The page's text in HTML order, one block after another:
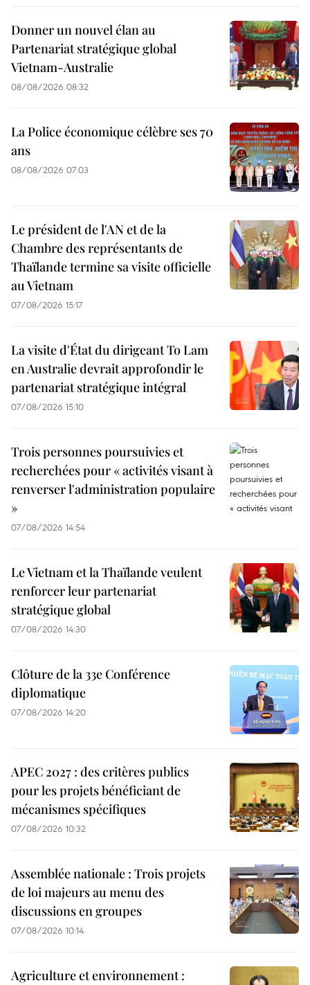
Donner un nouvel élan au
Partenariat stratégique global
Vietnam-Australie
08/08/2026 08:32
La Police économique célèbre ses 70
ans
08/08/2026 07:03
Le président de l'AN et de la
Chambre des représentants de
Thaïlande termine sa visite officielle
au Vietnam
07/08/2026 15:17
La visite d'État du dirigeant To Lam
en Australie devrait approfondir le
partenariat stratégique intégral
07/08/2026 15:10
Trois personnes poursuivies et
recherchées pour « activités visant à
renverser l'administration populaire
»
07/08/2026 14:54
Le Vietnam et la Thaïlande veulent
renforcer leur partenariat
stratégique global
07/08/2026 14:30
Clôture de la 33e Conférence
diplomatique
07/08/2026 14:20
APEC 2027 : des critères publics
pour les projets bénéficiant de
mécanismes spécifiques
07/08/2026 10:32
Assemblée nationale : Trois projets
de loi majeurs au menu des
discussions en groupes
07/08/2026 10:14
Agriculture et environnement :